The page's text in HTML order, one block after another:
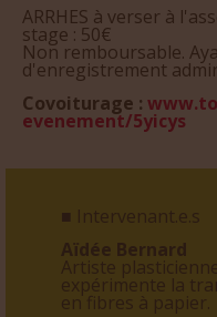
ARRHES à verser à
stage : 50€
Non remboursable.
d'enregistrement
Covoiturage :
evenement/5yicys
■ Intervenant.e.s
Aïdée Bernard
Artiste
expérimente la
en fibres à papier.